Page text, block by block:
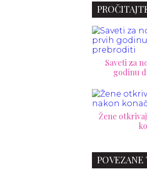
Saveti za
godinu
Žene
POVEZANE